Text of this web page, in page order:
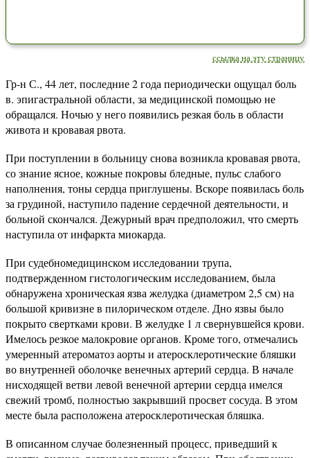
ссылка на эту страницу
Гр-н С., 44 лет, последние 2 года периодически ощущал боль
в. эпигастральной области, за медицинской помощью не
обращался. Ночью у него появились резкая боль в области
живота и кровавая рвота.
При поступлении в больницу снова возникла кровавая рвота,
со знание ясное, кожные покровы бледные, пульс слабого
наполнения, тоны сердца приглушены. Вскоре появилась боль
за грудиной, наступило падение сердечной деятельности, и
больной скончался. Дежурный врач предположил, что смерть
наступила от инфаркта миокарда.
При судебномедицинском исследовании трупа,
подтвержденном гистологическим исследованием, была
обнаружена хроническая язва желудка (диаметром 2,5 см) на
большой кривизне в пилорическом отделе. Дно язвы было
покрыто свертками крови. В желудке 1 л свернувшейся крови.
Имелось резкое малокровие органов. Кроме того, отмечались
умеренный атероматоз аорты и атеросклеротические бляшки
во внутренней оболочке венечных артерий сердца. В начале
нисходящей ветви левой венечной артерии сердца имелся
свежий тромб, полностью закрывший просвет сосуда. В этом
месте была расположена атеросклеротическая бляшка.
В описанном случае болезненный процесс, приведший к